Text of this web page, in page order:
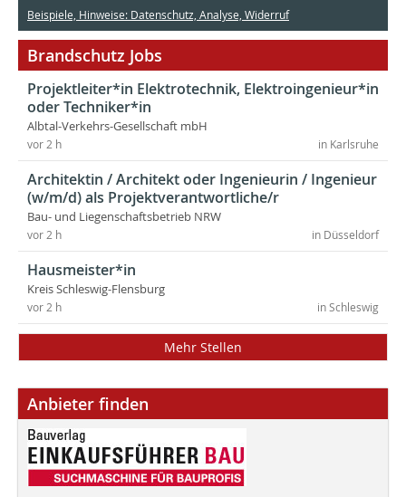
Beispiele, Hinweise: Datenschutz, Analyse, Widerruf
Brandschutz Jobs
Projektleiter*in Elektrotechnik, Elektroingenieur*in
oder Techniker*in
Albtal-Verkehrs-Gesellschaft mbH
in Karlsruhe
vor 2 h
Architektin / Architekt oder Ingenieurin / Ingenieur
(w/m/d) als Projektverantwortliche/r
Bau- und Liegenschaftsbetrieb NRW
in Düsseldorf
vor 2 h
Hausmeister*in
Kreis Schleswig-Flensburg
in Schleswig
vor 2 h
Mehr Stellen
Anbieter finden